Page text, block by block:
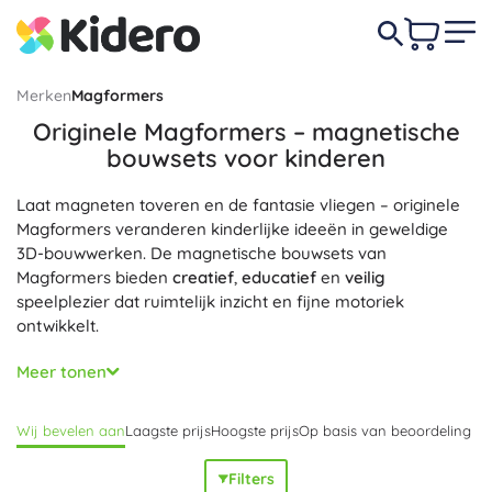
MerkenMagformers
Originele Magformers – magnetische
bouwsets voor kinderen
Laat magneten toveren en de fantasie vliegen – originele
Magformers veranderen kinderlijke ideeën in geweldige
3D-bouwwerken. De magnetische bouwsets van
Magformers bieden creatief, educatief en veilig
speelplezier dat ruimtelijk inzicht en fijne motoriek
ontwikkelt.
Lichte en duurzame onderdelen met hoogwaardige
magneten klikken intuïtief in elkaar, waardoor bouwen
Magformers zijnvolledig compatibel, zodat je de collectie
kunt uitbreiden en steeds grotere modellen kunt creëren
van vierkanten, driehoeken, rechthoeken en andere
Meer tonen
Wij bevelen aanLaagste prijsHoogste prijsOp basis van beoordeling
Filters